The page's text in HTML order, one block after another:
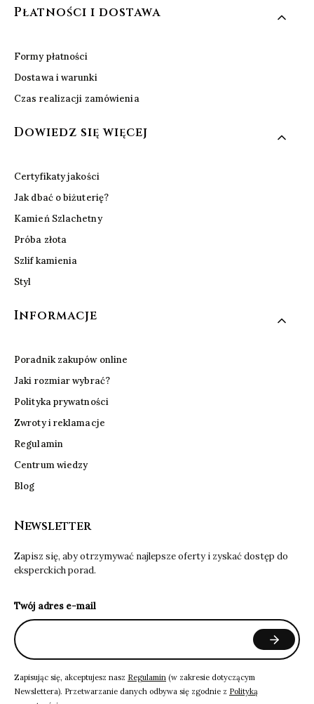
Płatności i dostawa
Formy płatności
Dostawa i warunki
Czas realizacji zamówienia
Dowiedz się więcej
Certyfikaty jakości
Jak dbać o biżuterię?
Kamień Szlachetny
Próba złota
Szlif kamienia
Styl
Informacje
Poradnik zakupów online
Jaki rozmiar wybrać?
Polityka prywatności
Zwroty i reklamacje
Regulamin
Centrum wiedzy
Blog
Newsletter
Zapisz się, aby otrzymywać najlepsze oferty i zyskać dostęp do
eksperckich porad.
Twój adres e-mail
Zapisując się, akceptujesz nasz Regulamin (w zakresie dotyczącym
Newslettera). Przetwarzanie danych odbywa się zgodnie z Polityką